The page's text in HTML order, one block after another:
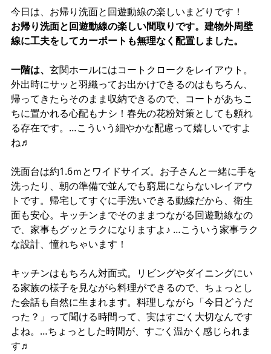
今日は、お帰り洗面と回遊動線の楽しいまどりです！
お帰り洗面と回遊動線の楽しい間取りです。建物外周壁
線に工夫をしてカーポートも無理なく配置しました。
一階は、 玄関ホールにはコートクロークをレイアウト。
外出時にサッと羽織ってお出かけできるのはもちろん、
帰ってきたらそのまま収納できるので、コートがあちこ
ちに置かれる心配もナシ！春先の花粉対策としても頼れ
る存在です。…こういう細やかな配慮って嬉しいですよ
ね♬
洗面台は約1.6ｍとワイドサイズ。お子さんと一緒に手を
洗ったり、朝の準備で並んでも窮屈にならないレイアウ
トです。帰宅してすぐに手洗いできる動線だから、衛生
面も安心。キッチンまでそのままつながる回遊動線なの
で、家事もグッとラクになりますよ♪ …こういう家事ラク
な設計、憧れちゃいます！
キッチンはもちろん対面式。リビングやダイニングにい
る家族の様子を見ながら料理ができるので、ちょっとし
た会話も自然に生まれます。料理しながら「今日どうだ
った？」って聞ける時間って、実はすごく大切なんです
よね。…ちょっとした時間が、すごく温かく感じられま
す♬